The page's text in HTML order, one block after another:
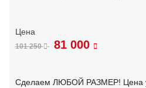
101 250 81 000
Сделаем ЛЮБОЙ РАЗМЕР! Цена